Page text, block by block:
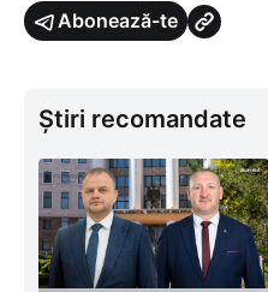
Abonează-te
Știri recomandate